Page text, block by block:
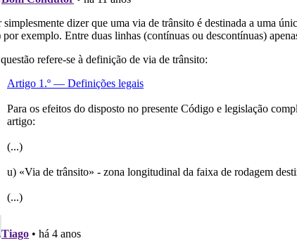
Veja os temas onde tem mais dificuldades no seu perfil.